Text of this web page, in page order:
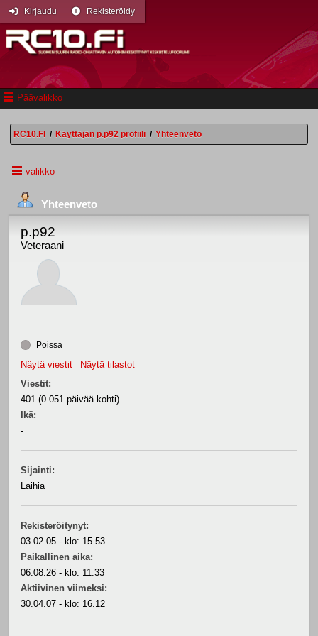
Päävalikko
Kirjaudu Rekisteröidy
RC10.FI / Käyttäjän p.p92 profiili / Yhteenveto
valikko
Yhteenveto
p.p92
Veteraani
Poissa
Näytä viestit
Näytä tilastot
Viestit:
401 (0.051 päivää kohti)
Ikä:
-
Sijainti:
Laihia
Rekisteröitynyt:
03.02.05 - klo: 15.53
Paikallinen aika:
06.08.26 - klo: 11.33
Aktiivinen viimeksi:
30.04.07 - klo: 16.12